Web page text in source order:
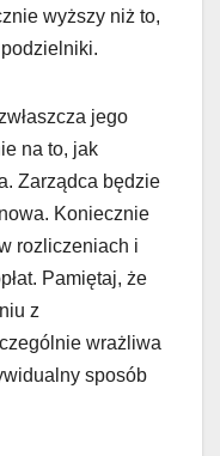
wyższy niż to,
jego
na to, jak
Zarządca będzie
Koniecznie
rozliczeniach i
Pamiętaj, że
z
wrażliwa
sposób